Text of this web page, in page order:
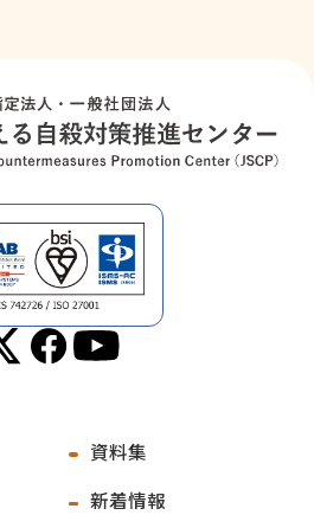
資料集
新着情報